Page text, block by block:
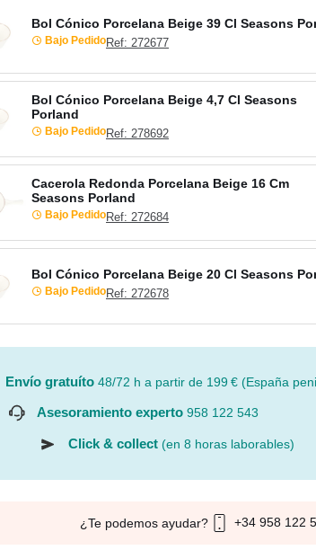
Bol Cónico Porcelana Beige 39 Cl Seasons
Bajo PedidoRef: 272677
Bol Cónico Porcelana Beige 4,7 Cl Seasons
Porland
Bajo PedidoRef: 278692
Cacerola Redonda Porcelana Beige 16 Cm
Seasons Porland
Bajo PedidoRef: 272684
Bol Cónico Porcelana Beige 20 Cl Seasons
Bajo PedidoRef: 272678
Envío gratuíto 48/72 h a partir de 199 € (España
Asesoramiento experto 958 122 543
Click & collect (en 8 horas laborables)
¿Te podemos ayudar? +34 958 122